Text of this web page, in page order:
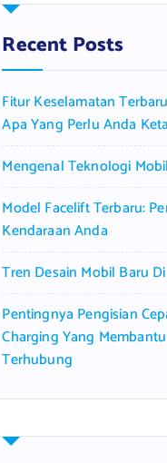
h
f
o
:
Recent Posts
Fitur Keselamatan
Apa Yang Perlu Anda
Mengenal Teknologi
Model Facelift Terbaru:
Kendaraan Anda
Tren Desain Mobil Baru
Pentingnya Pengisian
Charging Yang
Terhubung